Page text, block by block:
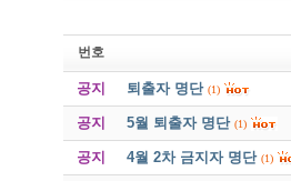
번호
공지 퇴출자 명단 (1)
공지 5월 퇴출자 명단 (1)
공지 4월 2차 금지자 명단 (1)